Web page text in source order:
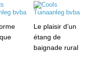
Le plaisir d’un
étang de
baignade rural